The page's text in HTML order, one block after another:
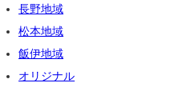
長野地域
松本地域
飯伊地域
オリジナル